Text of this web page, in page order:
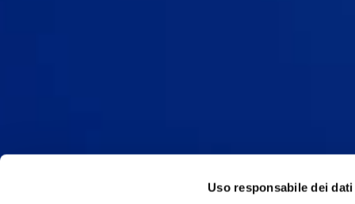
Uso responsabile dei dati